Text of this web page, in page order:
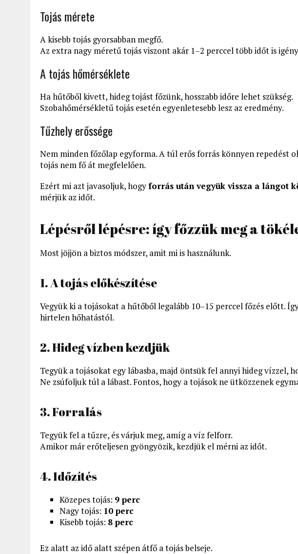
Tojás mérete
A kisebb tojás gyorsabban megfő.
Az extra nagy méretű tojás viszont akár 1–2 perccel több időt is
A tojás hőmérséklete
Ha hűtőből kivett, hideg tojást főzünk, hosszabb időre lehet szükség.
Szobahőmérsékletű tojás esetén egyenletesebb lesz az eredmény.
Tűzhely erőssége
Nem minden főzőlap egyforma. A túl erős forrás könnyen repedést
tojás nem fő át megfelelően.
Ezért mi azt javasoljuk, hogyforrás után vegyük vissza a lángot
mérjük az időt.
Lépésről lépésre: így főzzük meg a
Most jöjjön a biztos módszer, amit mi is használunk.
1. A tojás előkészítése
Vegyük ki a tojásokat a hűtőből legalább 10–15 perccel főzés előtt.
hirtelen hőhatástól.
2. Hideg vízben kezdjük
Tegyük a tojásokat egy lábasba, majd öntsük fel annyi hideg vízzel,
Ne zsúfoljuk túl a lábast. Fontos, hogy a tojások ne ütközzenek
3. Forralás
Tegyük fel a tűzre, és várjuk meg, amíg a víz felforr.
Amikor már erőteljesen gyöngyözik, kezdjük el mérni az időt.
4. Időzítés
Közepes tojás: 9 perc
Nagy tojás: 10 perc
Kisebb tojás: 8 perc
Ez alatt az idő alatt szépen átfő a tojás belseje.